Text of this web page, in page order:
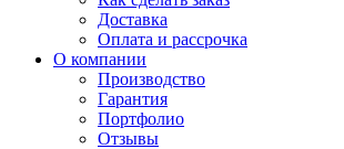
Доставка
Оплата и рассрочка
О компании
Производство
Гарантия
Портфолио
Отзывы